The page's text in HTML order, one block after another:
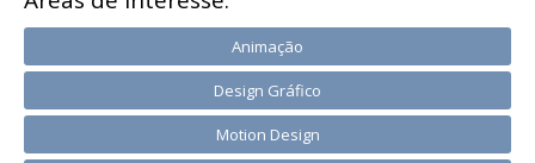
Animação
Design Gráfico
Motion Design